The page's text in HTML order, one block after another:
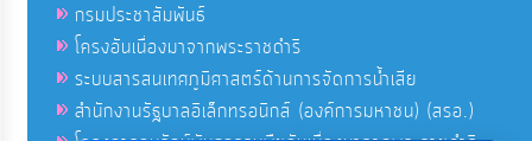
กรมประชาสัมพันธ์
โครงอันเนื่องมาจากพระราชดำริ
ระบบสารสนเทศภูมิศาสตร์ด้านการจัดการน้ำเสีย
สำนักงานรัฐบาลอิเล็กทรอนิกส์ (องค์การมหาชน) (สรอ.)